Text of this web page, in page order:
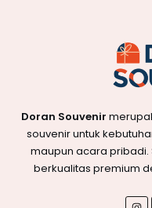
Doran Souvenir
souvenir untuk
maupun acara pribadi.
berkualitas premium